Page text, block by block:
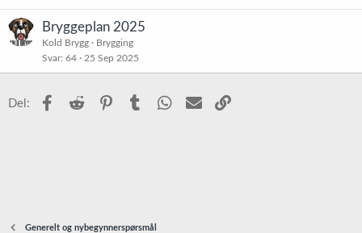
Bryggeplan 2025
Kold Brygg
Brygging
Svar 64 25 Sep 2025
Del: Facebook
Reddit PinterestTumblr WhatsApp
E-post
Generelt og nybegynnerspørsmål